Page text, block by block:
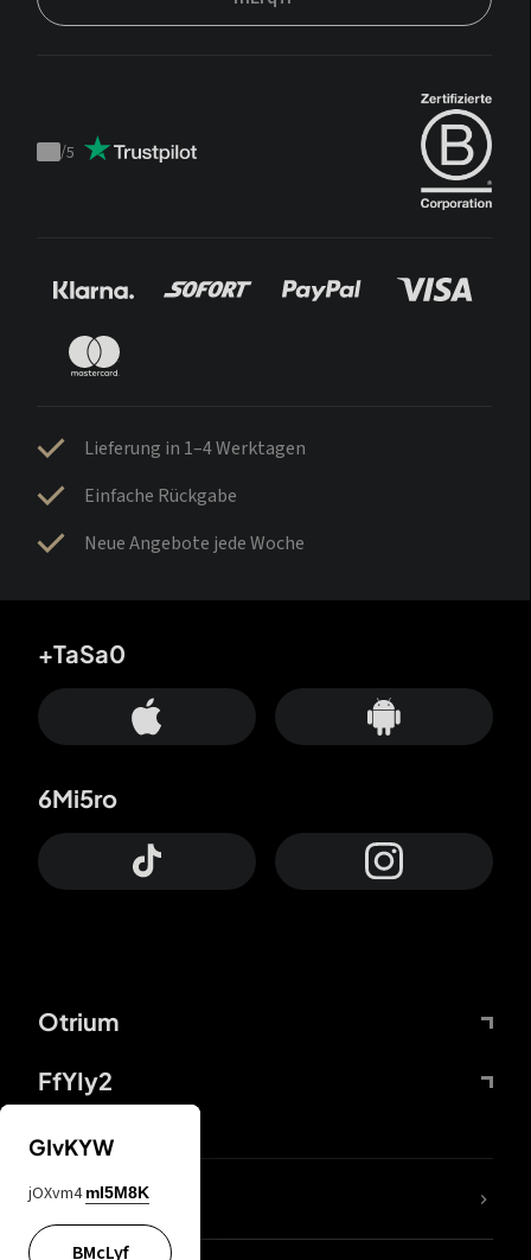
Trustpilot
/5
Lieferung in 1–4 Werktagen
Einfache Rückgabe
Neue Angebote jede Woche
Otrium
FfYIy2
+TaSa0
6Mi5ro
DDcvSo
GIvKYW
jOXvm4 mI5M8K
BMcLyf